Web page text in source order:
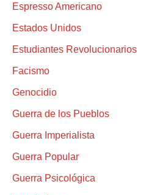
Espresso Americano
Estados Unidos
Estudiantes Revolucionarios
Facismo
Genocidio
Guerra de los Pueblos
Guerra Imperialista
Guerra Popular
Guerra Psicológica